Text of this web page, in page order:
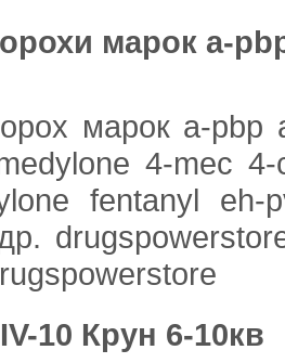
марок a-
марок a-
4-mec
fentanyl
10 Крун 6-10кв